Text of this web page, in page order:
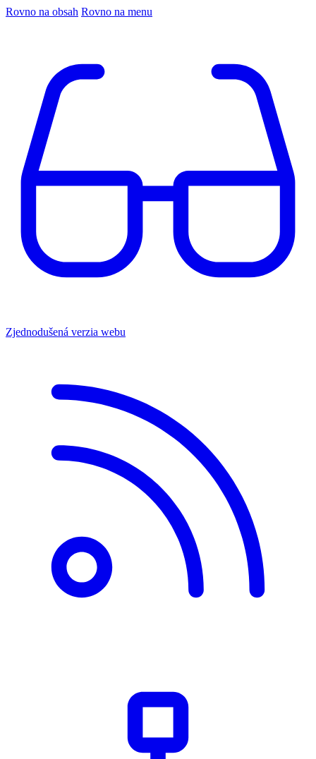
Rovno na obsah Rovno na menu
Zjednodušená verzia webu